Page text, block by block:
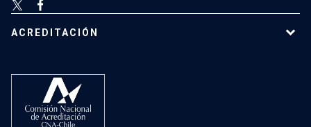
ACREDITACIÓN